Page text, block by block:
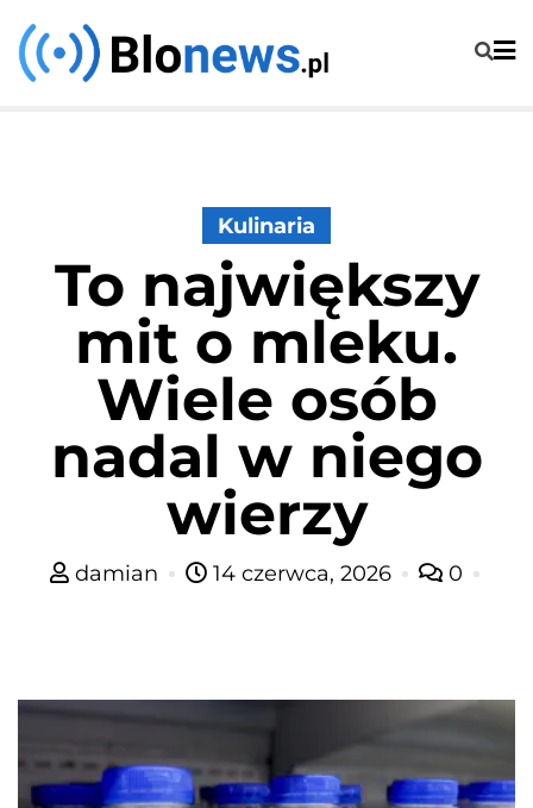
Skip
to
Kulinaria
To największy
mit o mleku.
Wiele osób
nadal w niego
wierzy
damian 14 czerwca, 2026 0